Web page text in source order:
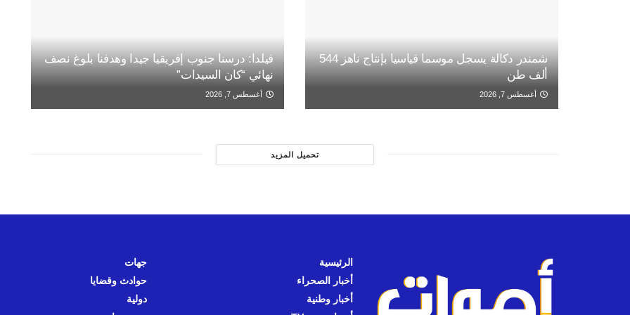
شمندر دكالة يسجل موسما قياسيا بإنتاج ناهز 544
ألف طن
أغسطس 7, 2026
فيلدا: درسنا جنوب إفريقيا جيدا وهدفنا بلوغ نصف
نهائي “كان السيدات”
أغسطس 7, 2026
تحميل المزيد
الرئيسية
أخبار الصحراء
أخبار وطنية
جهات
حوادث وقضايا
دولية